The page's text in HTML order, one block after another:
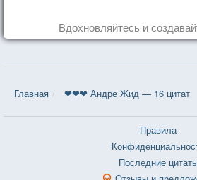
Вдохновляйтесь и
Главная ❤❤❤ Андре Жид — 16 цитат
Правила
Последние